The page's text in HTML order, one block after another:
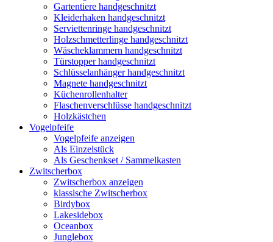
Gartentiere handgeschnitzt
Kleiderhaken handgeschnitzt
Serviettenringe handgeschnitzt
Holzschmetterlinge handgeschnitzt
Wäscheklammern handgeschnitzt
Türstopper handgeschnitzt
Schlüsselanhänger handgeschnitzt
Magnete handgeschnitzt
Küchenrollenhalter
Flaschenverschlüsse handgeschnitzt
Holzkästchen
Vogelpfeife
Vogelpfeife anzeigen
Als Einzelstück
Als Geschenkset / Sammelkasten
Zwitscherbox
Zwitscherbox anzeigen
klassische Zwitscherbox
Birdybox
Lakesidebox
Oceanbox
Junglebox